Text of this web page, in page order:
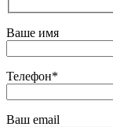
Ваше имя
Телефон*
Ваш email